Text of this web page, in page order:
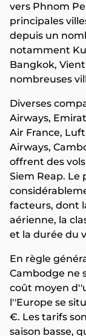
vers Phnom
principales
depuis un
notamment
Bangkok,
nombreuses
Diverses
Airways,
Air France,
Airways,
offrent des
Siem Reap. Le
facteurs, dont
aérienne, la
et la durée du
En règle
Cambodge ne
coût moyen
l''Europe se
€. Les tarifs
saison basse,